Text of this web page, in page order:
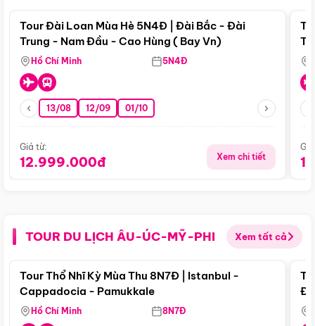
Tour Đài Loan Mùa Hè 5N4Đ | Đài Bắc - Đài
Trung - Nam Đầu - Cao Hùng ( Bay Vn)
Hồ Chí Minh 5N4Đ
13/08 12/09 01/10
Giá từ:
12.999.000đ Xem chi tiết
TOUR DU LỊCH ÂU-ÚC-MỸ-PHI Xem tất cả
Điểm nổi bật
Tour Thổ Nhĩ Kỳ Mùa Thu 8N7Đ | Istanbul -
Cappadocia - Pamukkale
Hồ Chí Minh 8N7Đ